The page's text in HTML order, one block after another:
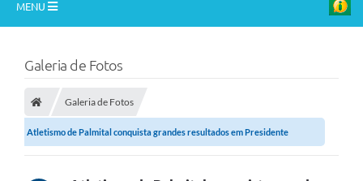
MENU
A Nossa Cidade
A Prefeitura
Departamentos
Galeria de Fotos
Galeria de Fotos
Atletismo de Palmital conquista grandes resultados em Presidente